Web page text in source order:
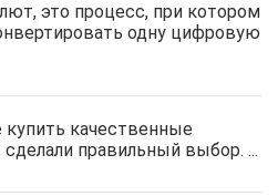
отв. цит.
26 мар 2026, 01:35
отв. цит.
это процесс, при котором
одну цифровую
купить качественные
правильный выбор. ...